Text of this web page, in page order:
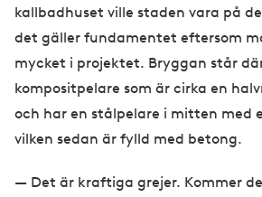
kallbadhuset ville staden vara på
det gäller fundamentet eftersom
mycket i projektet. Bryggan står
kompositpelare som är cirka en
och har en stålpelare i mitten med
vilken sedan är fylld med betong.
— Det är kraftiga grejer. Kommer